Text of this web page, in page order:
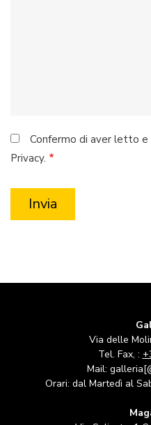
Confermo di aver letto
Privacy.
Via delle
Tel. Fax, :
Mail:
Orari: dal Martedì al